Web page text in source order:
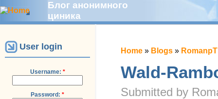
Блог анонимного
циника
User login
Username: *
Password: *
Home » Blogs »
Wald-
Submitted by